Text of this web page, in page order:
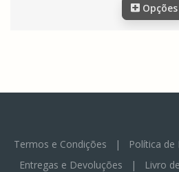
Opções
Termos e Condições | Política de
Entregas e Devoluções | Livro